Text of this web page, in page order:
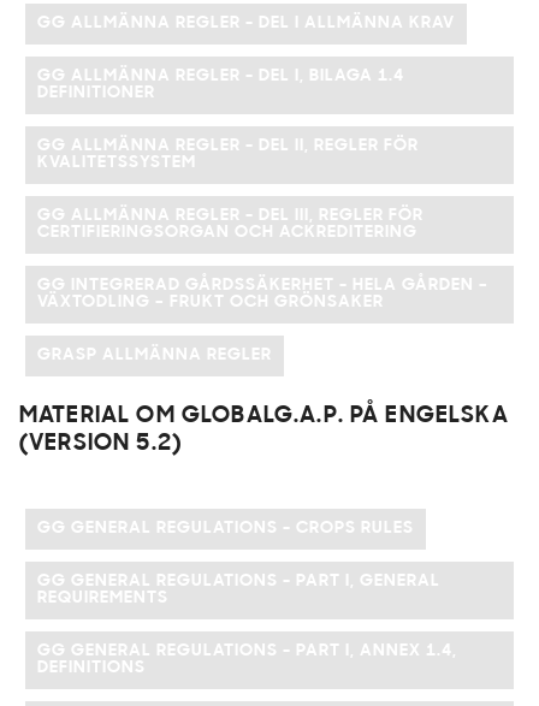
GG ALLMÄNNA REGLER - DEL I ALLMÄNNA KRAV
GG ALLMÄNNA REGLER - DEL I, BILAGA 1.4
DEFINITIONER
GG ALLMÄNNA REGLER - DEL II, REGLER FÖR
KVALITETSSYSTEM
GG ALLMÄNNA REGLER - DEL III, REGLER FÖR
CERTIFIERINGSORGAN OCH ACKREDITERING
GG INTEGRERAD GÅRDSSÄKERHET - HELA GÅRDEN –
VÄXTODLING – FRUKT OCH GRÖNSAKER
GRASP ALLMÄNNA REGLER
MATERIAL OM GLOBALG.A.P. PÅ ENGELSKA
(VERSION 5.2)
GG GENERAL REGULATIONS - CROPS RULES
GG GENERAL REGULATIONS - PART I, GENERAL
REQUIREMENTS
GG GENERAL REGULATIONS - PART I, ANNEX 1.4,
DEFINITIONS